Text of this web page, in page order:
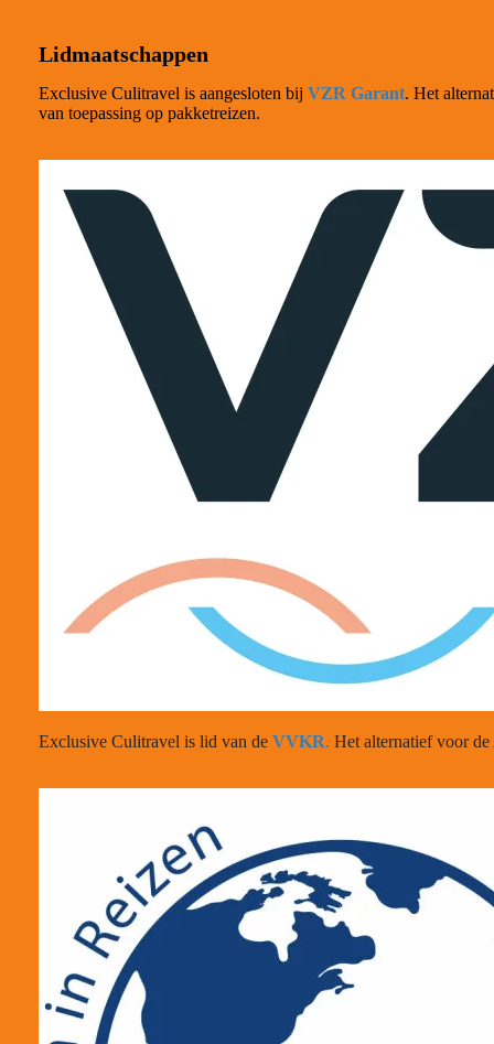
Lidmaatschappen
Exclusive Culitravel is aangesloten bij VZR Garant. Het
van toepassing op pakketreizen.
Exclusive Culitravel is lid van de VVKR. Het alternatief voor